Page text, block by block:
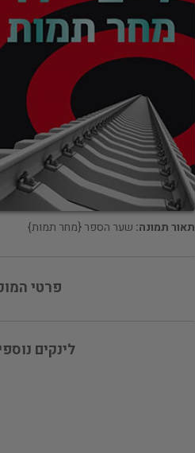
תאור תמונה: שער הספר {מחר תמות}
פרטי
לינקים